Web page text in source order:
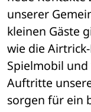
unserer
kleinen Gäste
wie die
Spielmobil
Auftritte
sorgen für ein